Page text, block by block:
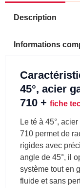
Description
Informations
45°, acier
710 + fiche
Le té à 45°,
710 permet de
rigides avec
angle de 45°, il
système tout en
fluide et sans